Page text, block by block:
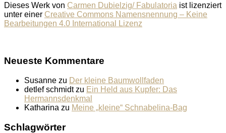
Dieses Werk von Carmen Dubielzig/ Fabulatoria ist lizenziert
unter einer Creative Commons Namensnennung – Keine
Bearbeitungen 4.0 International Lizenz
Neueste Kommentare
Susanne zu Der kleine Baumwollfaden
detlef schmidtzu Ein Held aus Kupfer: Das
Hermannsdenkmal
Katharina zu Meine „kleine“ Schnabelina-Bag
Schlagwörter